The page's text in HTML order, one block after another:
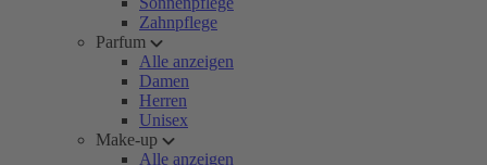
Zahnpflege
Parfum
Alle anzeigen
Damen
Herren
Unisex
Make-up
Alle anzeigen